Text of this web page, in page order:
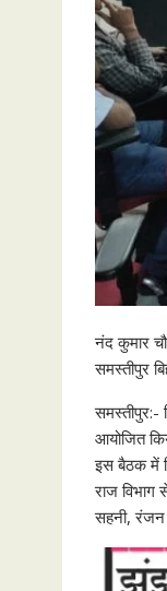
नंद कुमार
समस्तीपुर
समस्तीपुर:-
आयोजित
इस बैठक में
राज विभाग
सहनी, रंजन